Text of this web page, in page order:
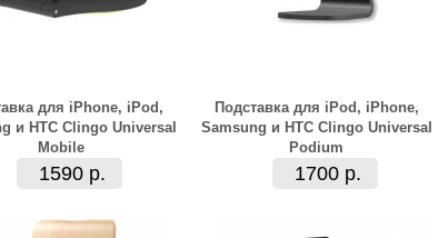
для iPhone, iPod,
и HTC Clingo Universal
Mobile
1590 р.
Подставка для iPod, iPhone,
Samsung и HTC Clingo Universal
Podium
1700 р.